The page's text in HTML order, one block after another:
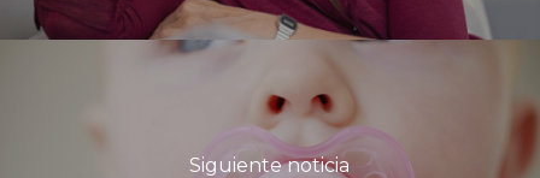
Siguiente noticia